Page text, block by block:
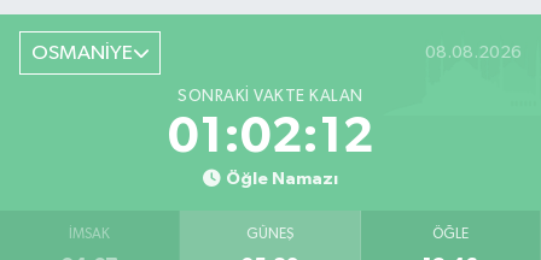
OSMANİYE 08.08.2026
SONRAKI VAKTE KALAN
01:02:11
Öğle Namazı
İMSAK GÜNEŞ ÖĞLE